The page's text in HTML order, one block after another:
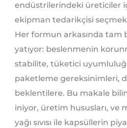
endüstrilerindeki üreticiler
ekipman tedarikçisi
Her formun arkasında tam
yatıyor: beslenmenin
stabilite, tüketici
paketleme gereksinimleri,
beklentilere. Bu makale
iniyor, üretim hususları, ve
yağı sıvısı ile kapsüllerin